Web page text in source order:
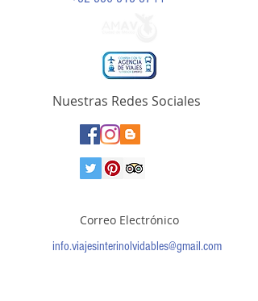
Nuestras Redes Sociales
Correo Electrónico
info.viajesinterinolvidables@gmail.com